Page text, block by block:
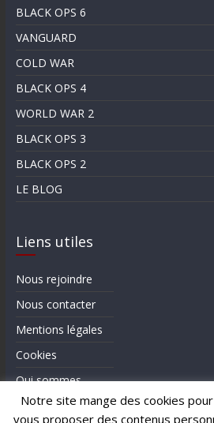
Notre site mange des cookies
vous proposer des contenus
BLACK OPS 6
VANGUARD
COLD WAR
BLACK OPS 4
WORLD WAR 2
BLACK OPS 3
BLACK OPS 2
LE BLOG
Liens utiles
Nous rejoindre
Nous contacter
Mentions légales
Cookies
Qui sommes-
nous?